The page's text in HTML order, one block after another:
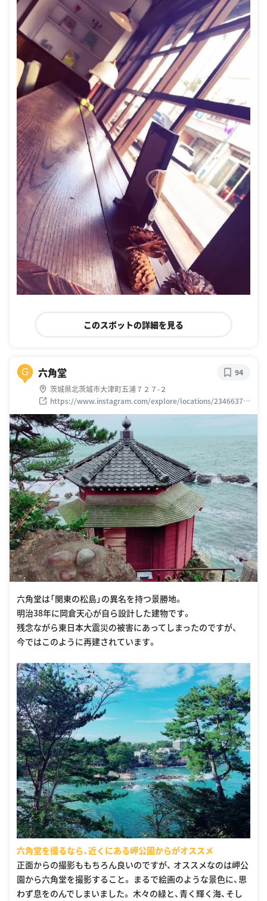
このスポットの詳細を見る
G 六角堂
茨城県北茨城市大津町五浦７２７-２
https://www.instagram.com/explore/locations/23466379
0
94
六角堂は「関東の松島」の異名を持つ景勝地。
明治38年に岡倉天心が自ら設計した建物です。
残念ながら東日本大震災の被害にあってしまったのですが、
今ではこのように再建されています。
六角堂を撮るなら、近くにある岬公園からがオススメ
正面からの撮影ももちろん良いのですが、 オススメなのは岬公
園から六角堂を撮影すること。 まるで絵画のような景色に、思
わず息をのんでしまいました。 木々の緑と、青く輝く海、そし